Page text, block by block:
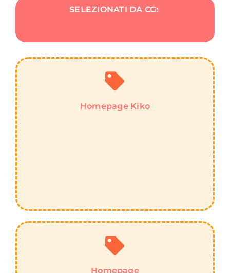
SELEZIONATI DA CG:
Homepage Kiko
Homepage